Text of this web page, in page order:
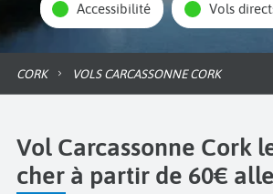
Accessibilité Vols
CORK VOLS CARCASSONNE CORK
Vol Carcassonne Cork
cher à partir de 60€